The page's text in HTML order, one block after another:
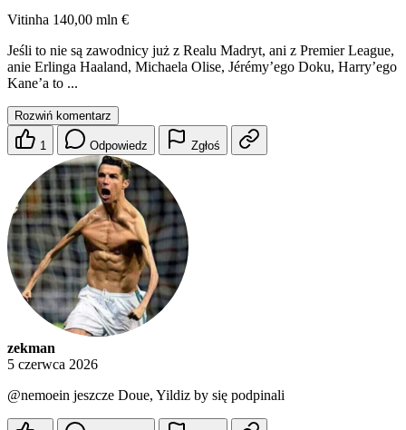
Vitinha 140,00 mln €
Jeśli to nie są zawodnicy już z Realu Madryt, ani z Premier League,
anie Erlinga Haaland, Michaela Olise, Jérémy’ego Doku, Harry’ego
Kane’a to ...
Rozwiń komentarz
1 Odpowiedz Zgłoś
zekman
5 czerwca 2026
@nemoein jeszcze Doue, Yildiz by się podpinali